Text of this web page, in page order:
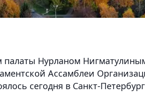
палаты Нурланом
Ассамблеи
сегодня в Санкт-